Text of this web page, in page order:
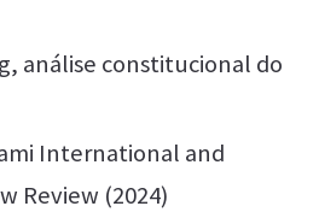
análise constitucional do
International and
Review (2024)